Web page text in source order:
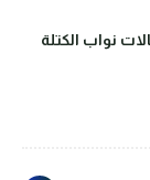
نواب الكتلة